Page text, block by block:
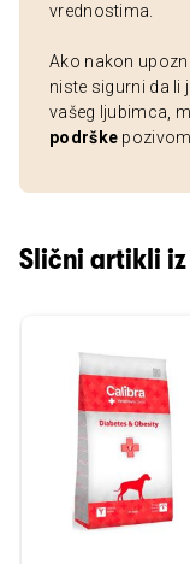
vrednostima.
Ako nakon
niste sigurni da li
vašeg ljubimca,
podrške
Slični artikli